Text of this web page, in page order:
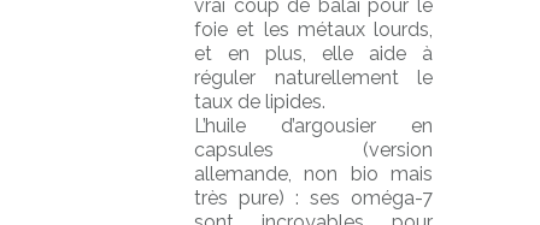
vrai coup de balai pour le
foie et les métaux lourds,
et en plus, elle aide à
réguler naturellement le
taux de lipides.
L’huile d’argousier en
capsules (version
allemande, non bio mais
très pure) : ses oméga-7